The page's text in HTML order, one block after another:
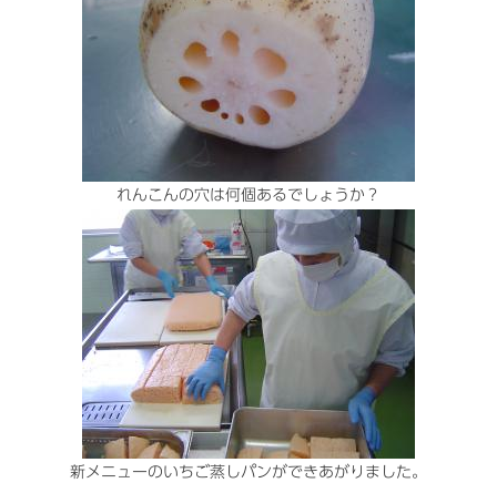
れんこんの穴は何個あるでしょうか？
新メニューのいちご蒸しパンができあがりました。